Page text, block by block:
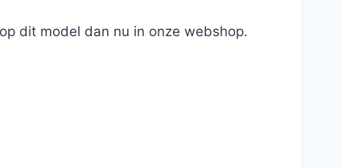
dit model dan nu in onze webshop.